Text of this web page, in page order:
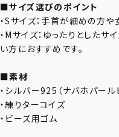
■サイズ選びのポイント
・Sサイズ：手首が細めの方や
・Mサイズ：ゆったりとした
い方におすすめです。
■素材
・シルバー925（ナバホパール
・練りターコイズ
・ビーズ用ゴム